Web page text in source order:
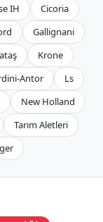
IH
Cicoria
Gallignani
Krone
Antor
Ls
New Holland
Tarım Aletleri